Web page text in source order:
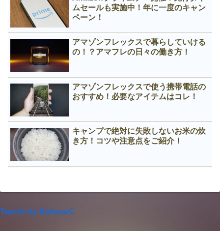
ムセールも実施中！年に一度のキャン
ペーン！
アマゾンフレックスで暮らしていける
の！？アマフレの日々の働き方！
アマゾンフレックスで使う携帯電話の
おすすめ！必要なアイテムはコレ！
キャンプで絶対に失敗しないお米の炊
き方！コツや注意点をご紹介！
Tweets by BoitsuuC